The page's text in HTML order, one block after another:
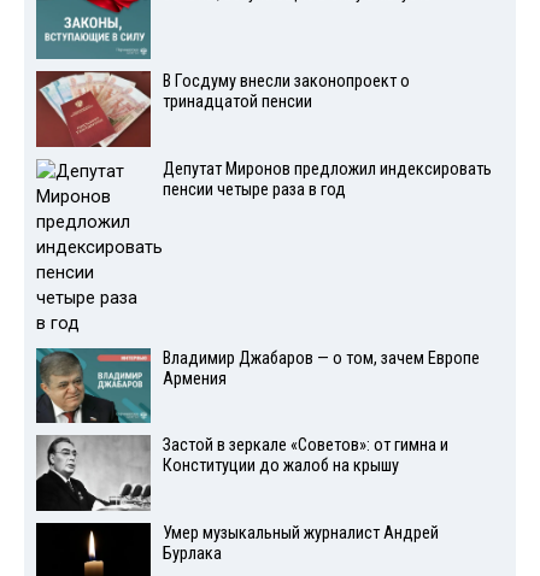
В Госдуму внесли законопроект о
тринадцатой пенсии
Депутат Миронов предложил индексировать
пенсии четыре раза в год
Владимир Джабаров — о том, зачем Европе
Армения
Застой в зеркале «Советов»: от гимна и
Конституции до жалоб на крышу
Умер музыкальный журналист Андрей
Бурлака